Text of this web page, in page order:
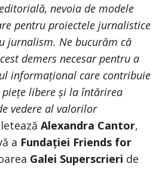
nevoia de modele
pentru proiectele jurnalistice
jurnalism. Ne bucurăm că
demers necesar pentru a
informațional care contribuie
libere și la întărirea
vedere al valorilor
Alexandra Cantor,
a Fundației Friends for
Galei Superscrieri de